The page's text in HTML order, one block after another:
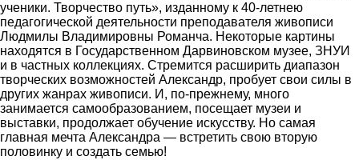
ученики. Творчество путь», изданному к 40-летнею
педагогической деятельности преподавателя живописи
Людмилы Владимировны Романча. Некоторые картины
находятся в Государственном Дарвиновском музее, ЗНУИ
и в частных коллекциях. Стремится расширить диапазон
творческих возможностей Александр, пробует свои силы в
других жанрах живописи. И, по-прежнему, много
занимается самообразованием, посещает музеи и
выставки, продолжает обучение искусству. Но самая
главная мечта Александра — встретить свою вторую
половинку и создать семью!